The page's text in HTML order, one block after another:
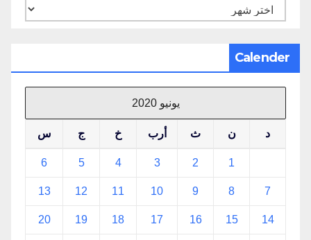
الأرشيف
Calender
يونيو 2020
د ن ث أرب خ ج س
1
2
3
4
5
6
7
8
9
10
11
12
13
14
15
16
17
18
19
20